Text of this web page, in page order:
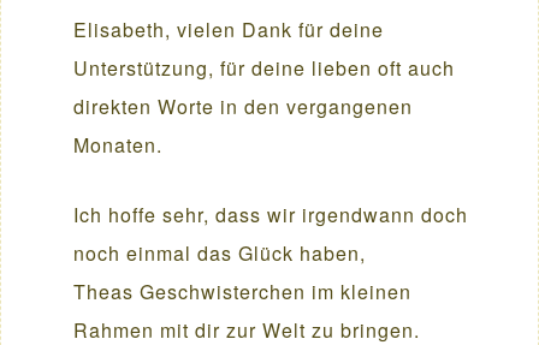
Elisabeth, vielen Dank für deine
Unterstützung, für deine lieben oft auch
direkten Worte in den vergangenen
Monaten.
Ich hoffe sehr, dass wir irgendwann doch
noch einmal das Glück haben,
Theas Geschwisterchen im kleinen
Rahmen mit dir zur Welt zu bringen.